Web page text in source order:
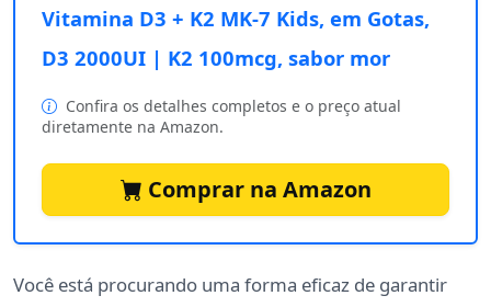
Vitamina D3 + K2 MK-7 Kids, em Gotas,
D3 2000UI | K2 100mcg, sabor mor
Confira os detalhes completos e o preço atual
diretamente na Amazon.
Comprar na Amazon
Você está procurando uma forma eficaz de garantir